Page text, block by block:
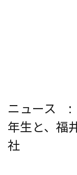
ニュース :
年生と、福
社